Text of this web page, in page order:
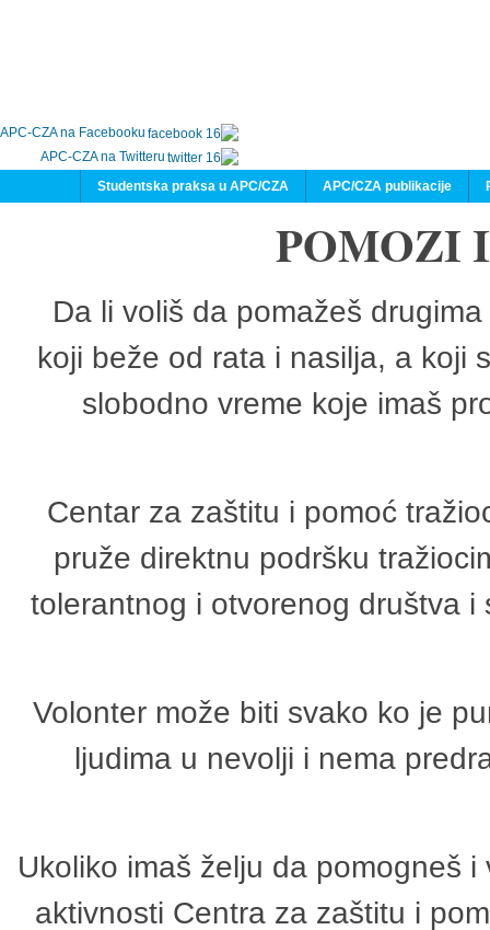
APC-CZA na Facebooku
APC-CZA na Twitteru
APC/CZA publikacije
Studentska praksa u APC/CZA
POMOZI
Da li voliš da pomažeš
koji beže od rata i nasilja, a koji
slobodno vreme koje imaš
Centar za zaštitu i pomoć
pruže direktnu podršku
tolerantnog i otvorenog društva
Volonter može biti svako ko je
ljudima u nevolji i nema
Ukoliko imaš želju da pomogneš
aktivnosti Centra za zaštitu i